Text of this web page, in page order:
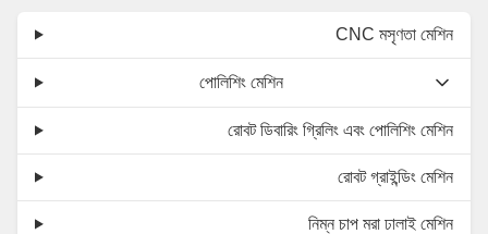
CNC মসৃণতা মেশিন
পোলিশিং মেশিন
রোবট ডিবারিং গ্রিলিং এবং পোলিশিং মেশিন
রোবট গ্রাইন্ডিং মেশিন
নিম্ন চাপ মরা ঢালাই মেশিন